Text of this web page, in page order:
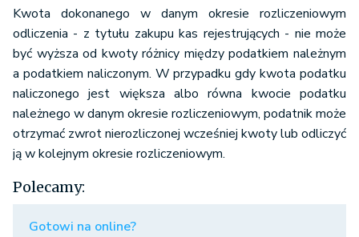
Kwota dokonanego w danym okresie rozliczeniowym
odliczenia - z tytułu zakupu kas rejestrujących - nie może
być wyższa od kwoty różnicy między podatkiem należnym
a podatkiem naliczonym. W przypadku gdy kwota podatku
naliczonego jest większa albo równa kwocie podatku
należnego w danym okresie rozliczeniowym, podatnik może
otrzymać zwrot nierozliczonej wcześniej kwoty lub odliczyć
ją w kolejnym okresie rozliczeniowym.
Polecamy:
Gotowi na online?